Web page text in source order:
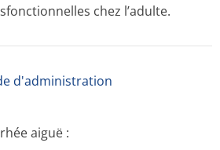
chez l’adulte.
d'administration
aiguë :